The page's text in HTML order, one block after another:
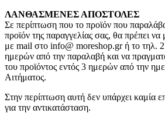
ΛΑΝΘΑΣΜΕΝΕΣ ΑΠΟΣΤΟΛΕΣ
Σε περίπτωση που το προϊόν που
προϊόν της παραγγελίας σας, θα πρέπει
με mail στο info@ moreshop.gr ή το τηλ.
ημερών από την παραλαβή και να
του προϊόντος εντός 3 ημερών από την
Αιτήματος.
Στην περίπτωση αυτή δεν υπάρχει καμία
για την αντικατάσταση.